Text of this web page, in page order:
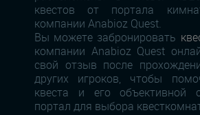
квестов от портала
компании Anabioz Quest.
Вы можете забронировать
компании Anabioz Quest
свой отзыв после
других игроков, чтобы
квеста и его объективной
портал для выбора